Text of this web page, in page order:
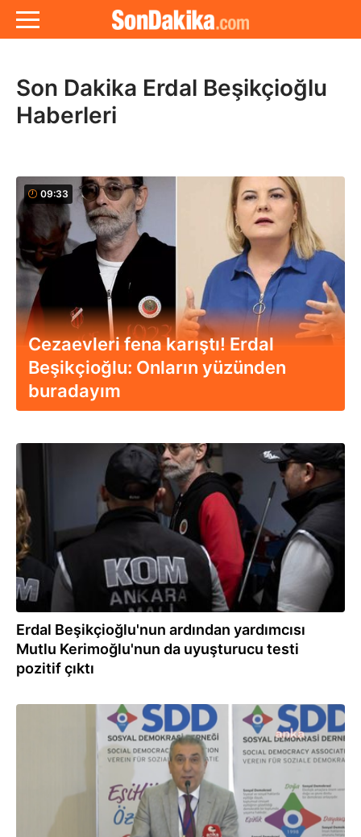
Son Dakika Erdal Beşikçioğlu
Haberleri
09:33
Cezaevleri fena karıştı! Erdal
Beşikçioğlu: Onların yüzünden
buradayım
Erdal Beşikçioğlu'nun ardından yardımcısı
Mutlu Kerimoğlu'nun da uyuşturucu testi
pozitif çıktı